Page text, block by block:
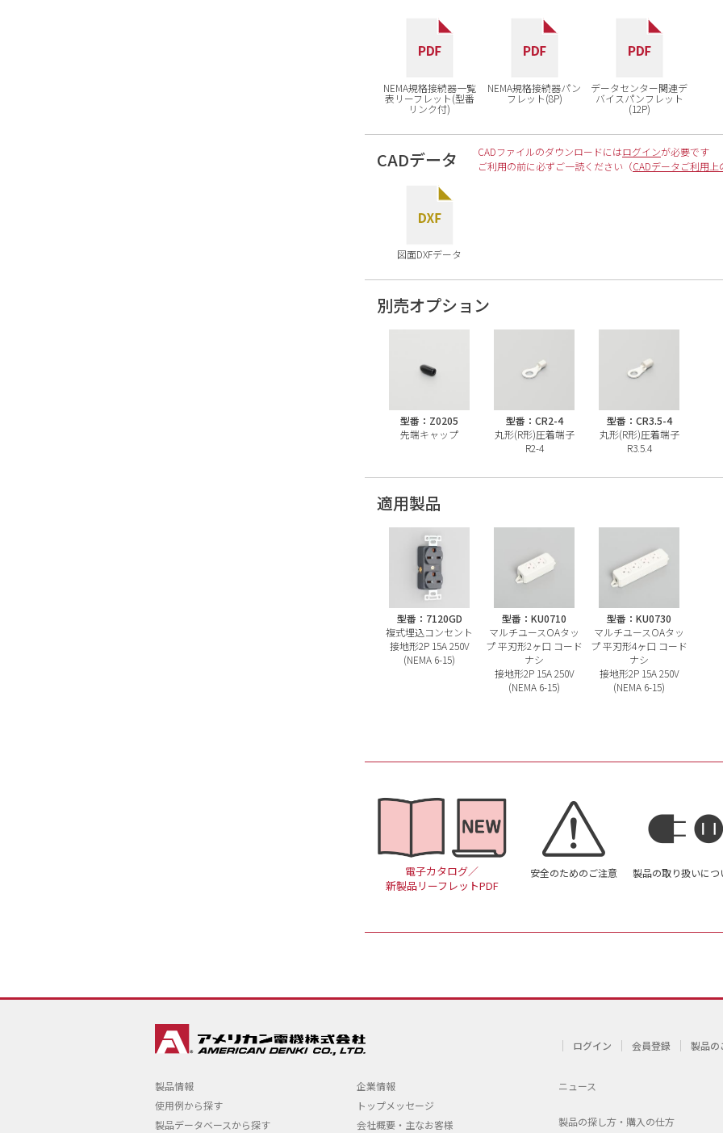
NEMA規格接続器一覧
表リーフレット(型番
リンク付)
NEMA規格接続器パン
フレット(8P)
データセンター関連デ
バイスパンフレット
(12P)
CADデータ CADファイルのダウンロードにはログインが必要です
ご利用の前に必ずご一読ください（CADデータご利用上
図面DXFデータ
別売オプション
型番：Z0205
先端キャップ
型番：CR2-4
丸形(R形)圧着端子
R2-4
型番：CR3.5-4
丸形(R形)圧着端子
R3.5.4
適用製品
型番：7120GD
複式埋込コンセント
接地形2P 15A 250V
(NEMA 6-15)
型番：KU0710
マルチユースOAタッ
プ 平刃形2ヶ口 コード
ナシ
接地形2P 15A 250V
(NEMA 6-15)
型番：KU0730
マルチユースOAタッ
プ 平刃形4ヶ口 コード
ナシ
接地形2P 15A 250V
(NEMA 6-15)
電子カタログ／
新製品リーフレットPDF
安全のためのご注意 製品の取り扱いにつ
ログイン 会員登録 製品の
製品情報
使用例から探す
製品データベースから探す
企業情報
トップメッセージ
会社概要・主なお客様
ニュース
製品の探し方・購入の仕方